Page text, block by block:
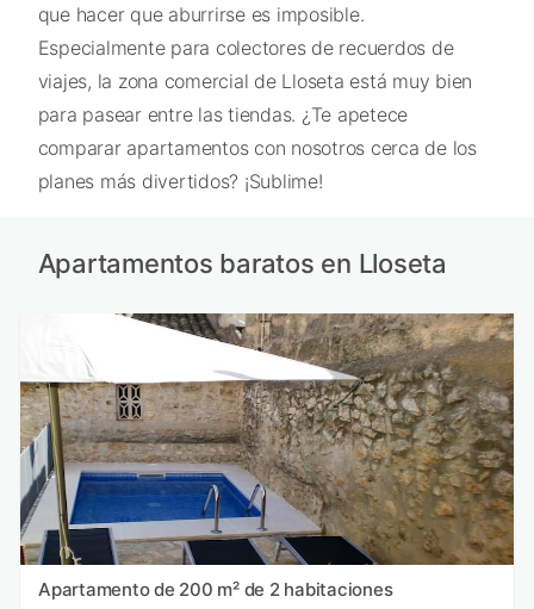
que hacer que aburrirse es imposible.
Especialmente para colectores de recuerdos de
viajes, la zona comercial de Lloseta está muy bien
para pasear entre las tiendas. ¿Te apetece
comparar apartamentos con nosotros cerca de los
planes más divertidos? ¡Sublime!
Apartamentos baratos en Lloseta
Apartamento de 200 m² de 2 habitaciones